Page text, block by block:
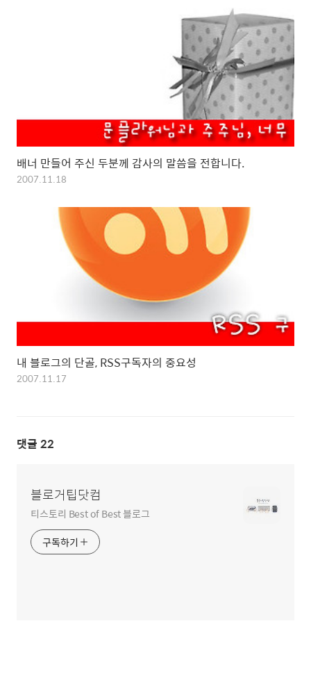
배너 만들어 주신 두분께 감사의 말씀을 전합니다.
2007.11.18
내 블로그의 단골, RSS구독자의 중요성
2007.11.17
댓글 22
블로거팁닷컴
티스토리 Best of Best 블로그
구독하기